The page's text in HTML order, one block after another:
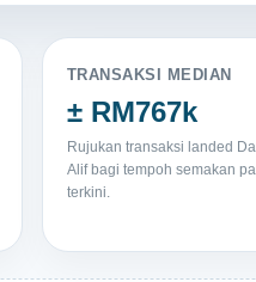
TRANSAKSI MEDIAN
± RM767k
Rujukan transaksi landed
Alif bagi tempoh semakan
terkini.